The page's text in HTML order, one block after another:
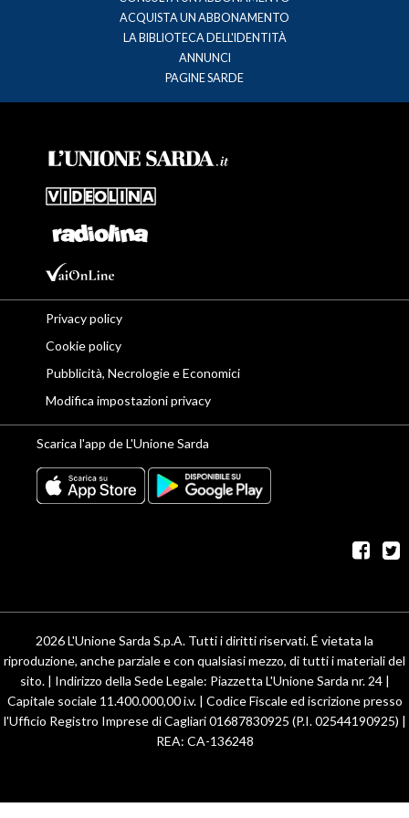
ACQUISTA UN ABBONAMENTO
LA BIBLIOTECA DELL'IDENTITÀ
ANNUNCI
PAGINE SARDE
Privacy policy
Cookie policy
Pubblicità, Necrologie e Economici
Modifica impostazioni privacy
Scarica l'app de L'Unione Sarda
2026 L'Unione Sarda S.p.A. Tutti i diritti riservati. É vietata la
riproduzione, anche parziale e con qualsiasi mezzo, di tutti i materiali del
sito. | Indirizzo della Sede Legale: Piazzetta L'Unione Sarda nr. 24 |
Capitale sociale 11.400.000,00 i.v. | Codice Fiscale ed iscrizione presso
l'Ufficio Registro Imprese di Cagliari 01687830925 (P.I. 02544190925) |
REA: CA-136248